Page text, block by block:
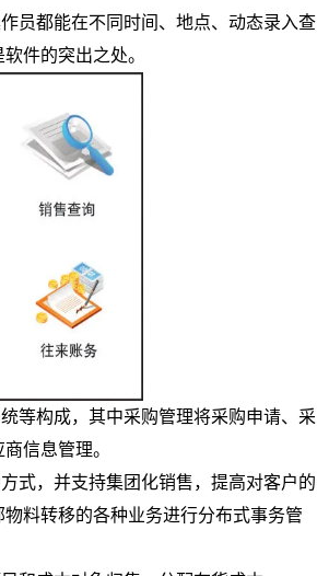
员都能在不同时间、地点、动态录入查
件的突出之处。
等构成，其中采购管理将采购申请、采
信息管理。
式，并支持集团化销售，提高对客户的
料转移的各种业务进行分布式事务管